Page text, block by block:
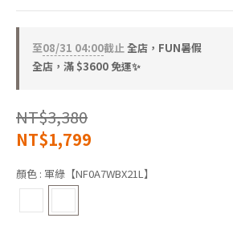
至08/31 04:00截止全店，FUN暑假
全店，滿 $3600 免運✨
NT$3,380
NT$1,799
顏色 : 軍綠【NF0A7WBX21L】